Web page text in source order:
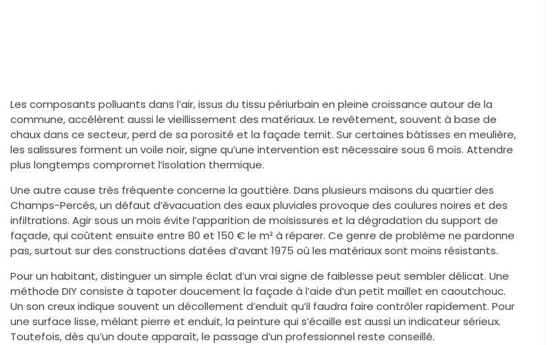
Les composants polluants dans l’air, issus du tissu périurbain en pleine croissance autour de la
commune, accélèrent aussi le vieillissement des matériaux. Le revêtement, souvent à base de
chaux dans ce secteur, perd de sa porosité et la façade ternit. Sur certaines bâtisses en meulière,
les salissures forment un voile noir, signe qu’une intervention est nécessaire sous 6 mois. Attendre
plus longtemps compromet l’isolation thermique.
Une autre cause très fréquente concerne la gouttière. Dans plusieurs maisons du quartier des
Champs-Percés, un défaut d’évacuation des eaux pluviales provoque des coulures noires et des
infiltrations. Agir sous un mois évite l’apparition de moisissures et la dégradation du support de
façade, qui coûtent ensuite entre 80 et 150 € le m² à réparer. Ce genre de problème ne pardonne
pas, surtout sur des constructions datées d’avant 1975 où les matériaux sont moins résistants.
Pour un habitant, distinguer un simple éclat d’un vrai signe de faiblesse peut sembler délicat. Une
méthode DIY consiste à tapoter doucement la façade à l’aide d’un petit maillet en caoutchouc.
Un son creux indique souvent un décollement d’enduit qu’il faudra faire contrôler rapidement. Pour
une surface lisse, mêlant pierre et enduit, la peinture qui s’écaille est aussi un indicateur sérieux.
Toutefois, dès qu’un doute apparaît, le passage d’un professionnel reste conseillé.